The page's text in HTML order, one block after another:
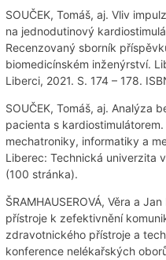
SOUČEK, Tomáš, aj. Vliv
na jednodutinový
Recenzovaný sborník
biomedicínském inženýrství.
Liberci, 2021. S. 174 – 178.
SOUČEK, Tomáš, aj. Analýza
pacienta s
mechatroniky, informatiky a
Liberec: Technická univerzita
(100 stránka).
ŠRAMHAUSEROVÁ, Věra a
přístroje k zefektivnění
zdravotnického přístroje a
konference nelékařských